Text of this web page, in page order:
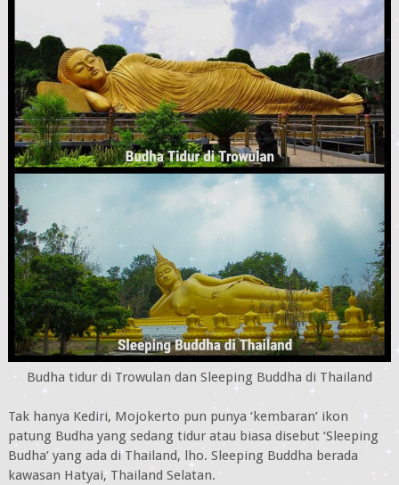
Budha tidur di Trowulan dan Sleeping Buddha di Thailand
Tak hanya Kediri, Mojokerto pun punya ‘kembaran’ ikon
patung Budha yang sedang tidur atau biasa disebut ‘Sleeping
Budha’ yang ada di Thailand, lho. Sleeping Buddha berada
kawasan Hatyai, Thailand Selatan.